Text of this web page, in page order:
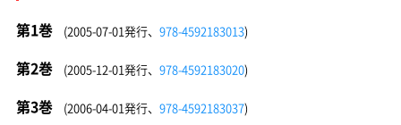
第1巻 (2005-07-01発行、 978-4592183013)
第2巻 (2005-12-01発行、 978-4592183020)
第3巻 (2006-04-01発行、 978-4592183037)